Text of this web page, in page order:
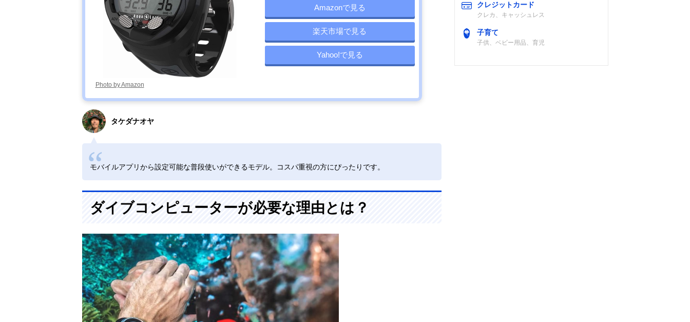
Photo by Amazon
Amazonで見る
楽天市場で見る
Yahoo!で見る
タケダナオヤ
モバイルアプリから設定可能な普段使いができるモデル。コスパ重視の方にぴったりです。
ダイブコンピューターが必要な理由とは？
クレジットカード
クレカ、キャッシュレス
子育て
子供、ベビー用品、育児